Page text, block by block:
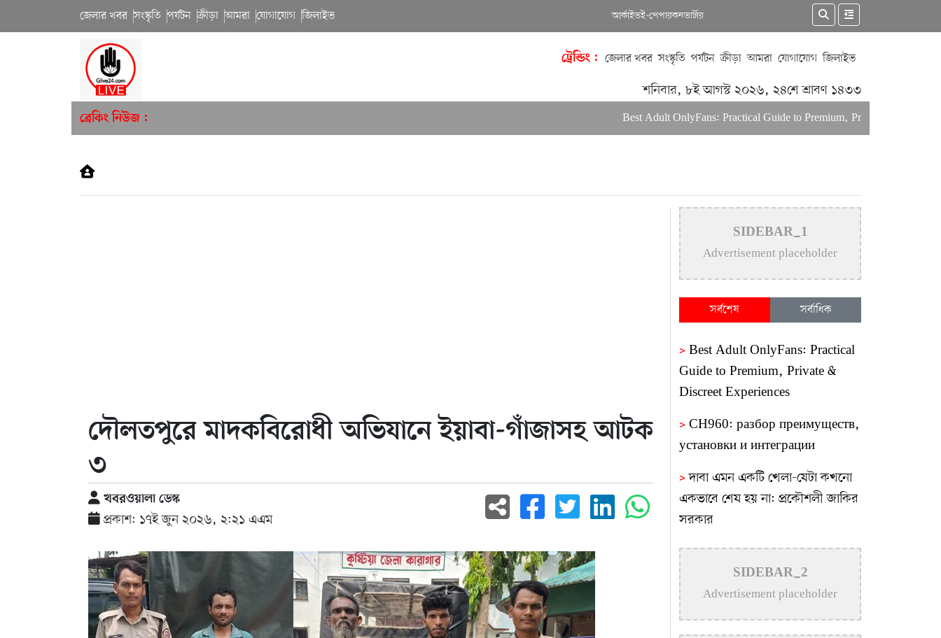
জেলার খবর সংস্কৃতি পর্যটন ক্রীড়া আমরা যোগাযোগ জিলাইভ আর্কাইভই-পেপারকনভার্টার
ট্রেন্ডিং : জেলার খবর সংস্কৃতি পর্যটন ক্রীড়া আমরা যোগাযোগ জিলাইভ
শনিবার, ৮ই আগস্ট ২০২৬, ২৪শে শ্রাবণ ১৪৩৩
ব্রেকিং নিউজ : Best Adult OnlyFans: Practical Guide to Premium, Private & Discreet
দৌলতপুরে মাদকবিরোধী অভিযানে ইয়াবা-গাঁজাসহ আটক
৩
খবরওয়ালা ডেস্ক
প্রকাশ: ১৭ই জুন ২০২৬, ২:২১ এএম
SIDEBAR_1
Advertisement placeholder
সর্বশেষ সর্বাধিক
> Best Adult OnlyFans: Practical
Guide to Premium, Private &
Discreet Experiences
> CH960: разбор преимуществ,
установки и интеграции
>দাবা এমন একটি খেলা-যেটা কখনো
একভাবে শেষ হয় না: প্রকৌশলী জাকির
সরকার
>ভবিষ্যৎ প্রজন্মের জন্য সুন্দর পরিবেশ
নিশ্চিতে গাছ লাগানোর বিকল্প নেই:
প্রকৌশলী জাকির সরকার
>আব্দালপুরে ফুটবল টুর্নামেন্ট ৩য় ম্যাচ
SIDEBAR_2
Advertisement placeholder